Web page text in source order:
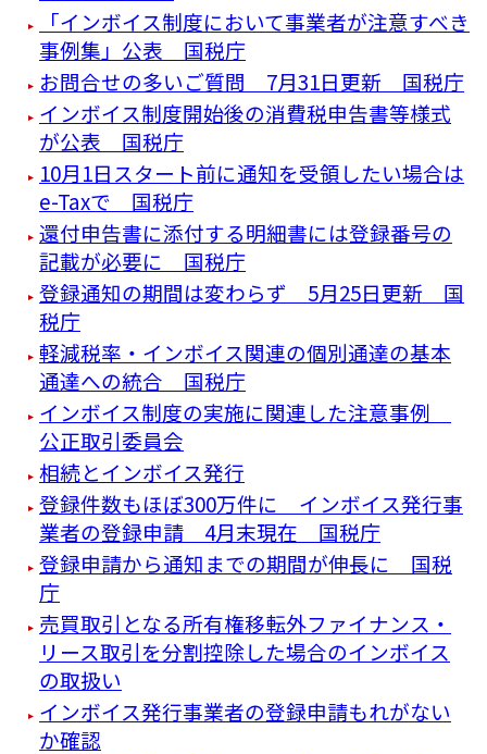
「インボイス制度において事業者が注意すべき
事例集」公表 国税庁
お問合せの多いご質問 7月31日更新 国税庁
インボイス制度開始後の消費税申告書等様式
が公表 国税庁
10月1日スタート前に通知を受領したい場合は
e-Taxで 国税庁
還付申告書に添付する明細書には登録番号の
記載が必要に 国税庁
登録通知の期間は変わらず 5月25日更新 国
税庁
軽減税率・インボイス関連の個別通達の基本
通達への統合 国税庁
インボイス制度の実施に関連した注意事例
公正取引委員会
相続とインボイス発行
登録件数もほぼ300万件に インボイス発行事
業者の登録申請 4月末現在 国税庁
登録申請から通知までの期間が伸長に 国税
庁
売買取引となる所有権移転外ファイナンス・
リース取引を分割控除した場合のインボイス
の取扱い
インボイス発行事業者の登録申請もれがない
か確認